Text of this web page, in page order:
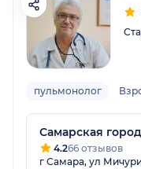
пульмонолог
Самарская
4.266 отзывов
г Самара, ул